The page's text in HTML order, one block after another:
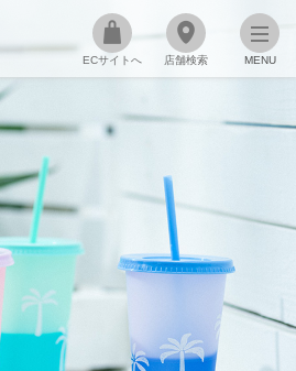
MENU
ECサイトへ 店舗検索